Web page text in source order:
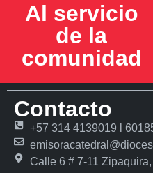
Al servicio
de la
comunidad
Contacto
+57 314 4139019 l
Calle 6 # 7-11